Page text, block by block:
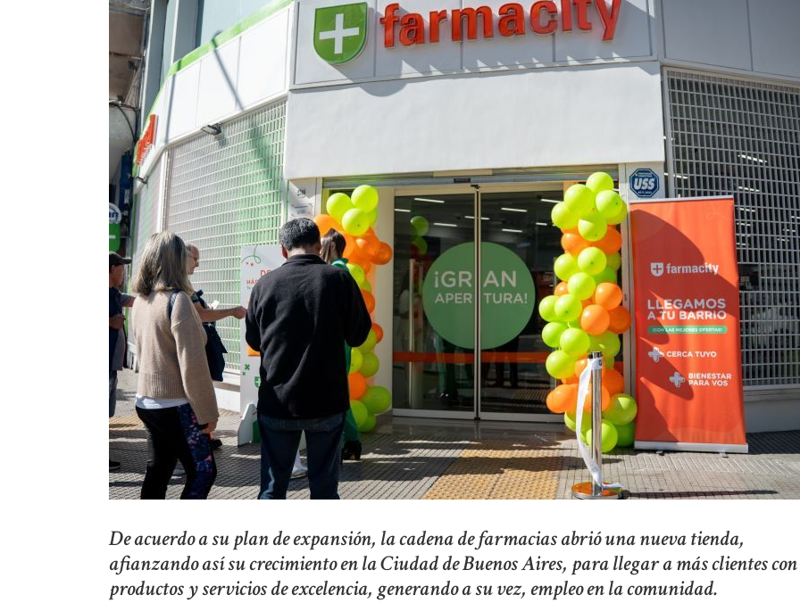
De acuerdo a su plan de expansión, la cadena de farmacias abrió una nueva tienda,
afianzando así su crecimiento en la Ciudad de Buenos Aires, para llegar a más clientes
productos y servicios de excelencia, generando a su vez, empleo en la comunidad.